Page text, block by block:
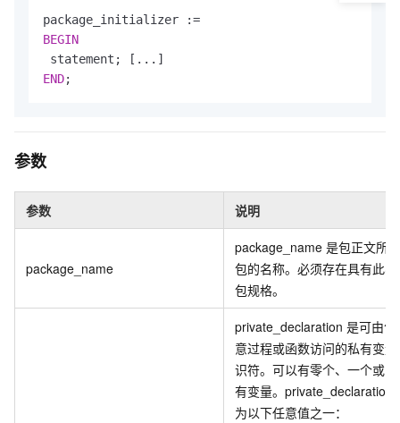
BEGIN
END;
参数
参数 说明
package_name
package_name 是包正文所
包的名称。必须存在具有此
包规格。
private_declaration 是可由包
意过程或函数访问的私有变
识符。可以有零个、一个或
有变量。private_declaration
为以下任意值之一：